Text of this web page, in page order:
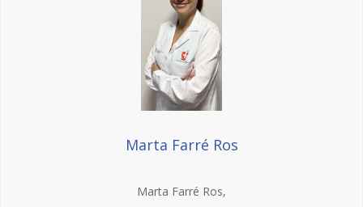
Marta Farré Ros
Marta Farré Ros,